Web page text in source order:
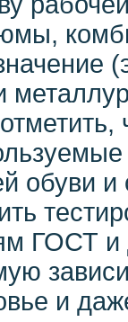
обуви
ГОСТ и
и